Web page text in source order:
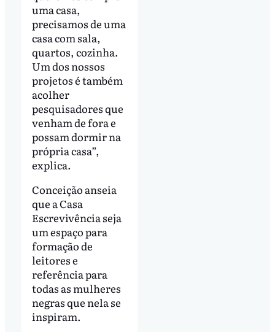
uma casa,
precisamos de uma
casa com sala,
quartos, cozinha.
Um dos nossos
projetos é também
acolher
pesquisadores que
venham de fora e
possam dormir na
própria casa”,
explica.
Conceição anseia
que a Casa
Escrevivência seja
um espaço para
formação de
leitores e
referência para
todas as mulheres
negras que nela se
inspiram.